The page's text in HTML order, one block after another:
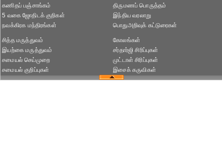
கணிதப் பஞ்சாங்கம்
5 வகை ஜோதிடக் குறிகள்
நவக்கிரக மந்திரங்கள்
திருமணப் பொருத்தம்
இந்திய வரலாறு
பொதுஅறிவுக் கட்டுரைகள்
சித்த மருத்துவம்
இயற்கை மருத்துவம்
சமையல் செய்முறை
சமையல் குறிப்புகள்
கோலங்கள்
சர்தார்ஜி சிரிப்புகள்
முட்டாள் சிரிப்புகள்
இசைக் கருவிகள்